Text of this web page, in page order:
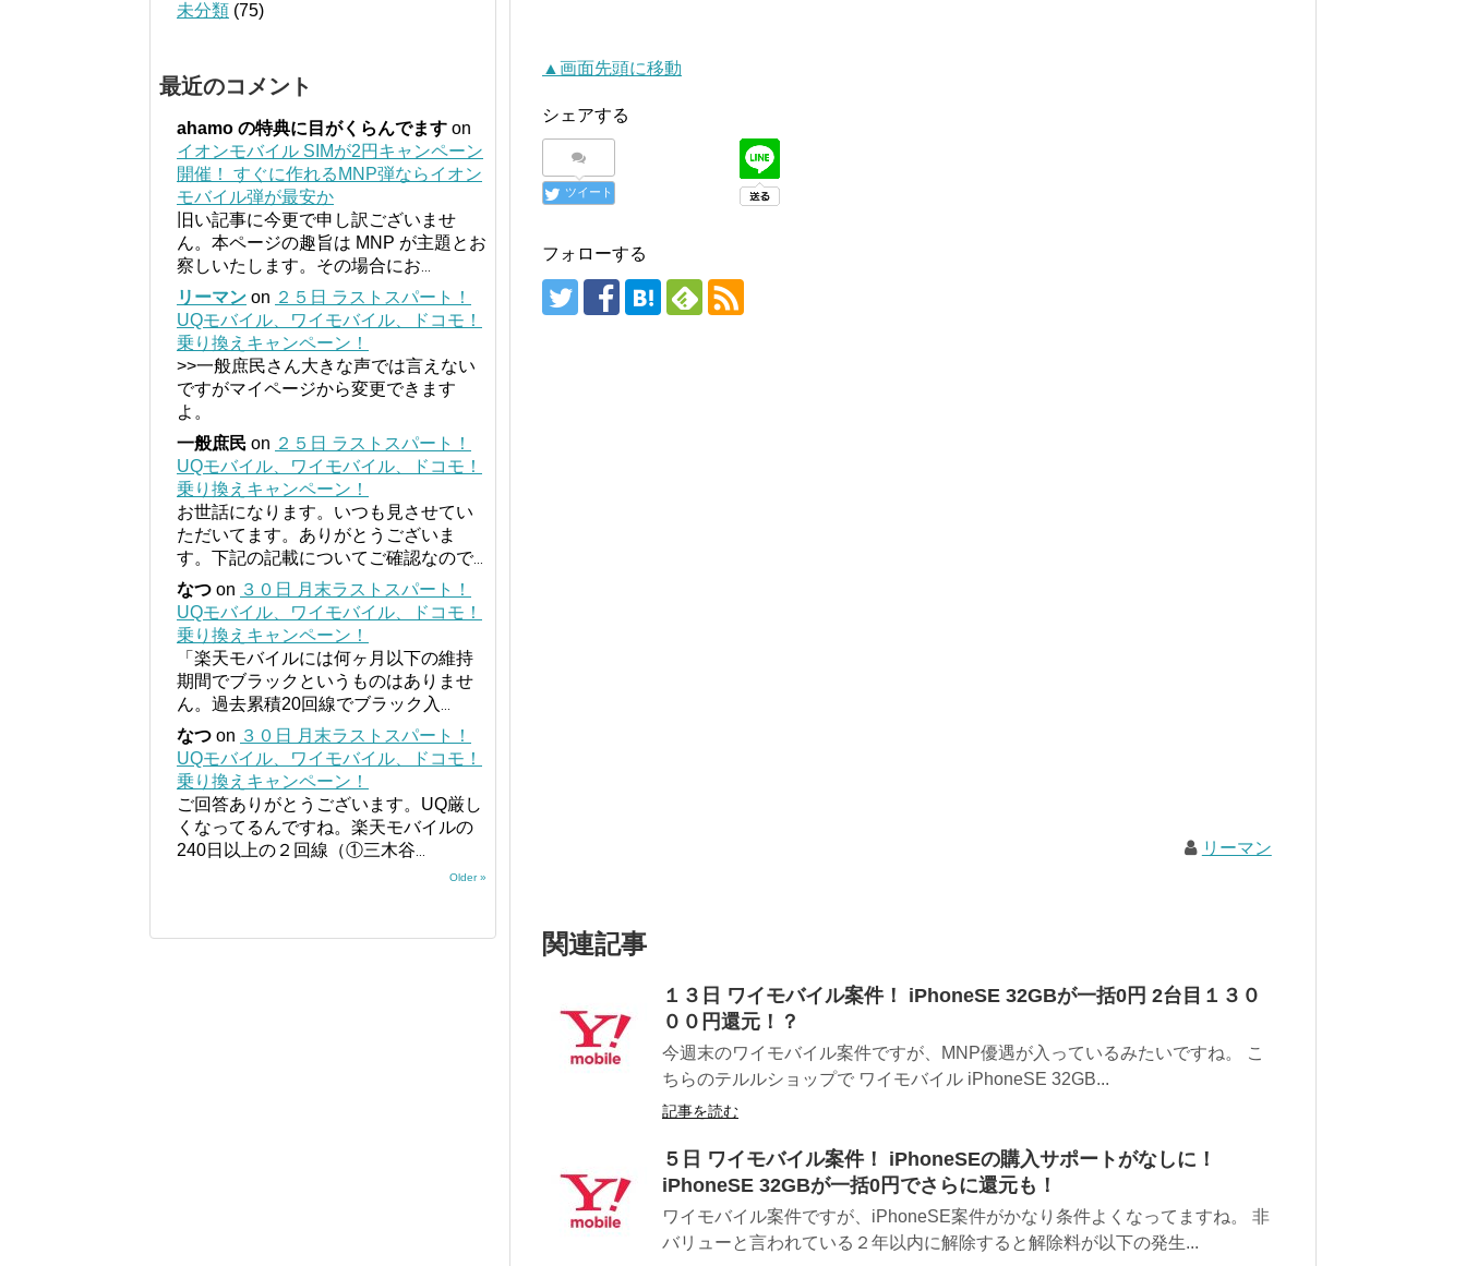
▲画面先頭に移動
シェアする
ツイート
フォローする
リーマン
関連記事
１３日 ワイモバイル案件！ iPhoneSE 32GBが一括0円 2台目１３０
００円還元！？
今週末のワイモバイル案件ですが、MNP優遇が入っているみたいですね。 こ
ちらのテルルショップで ワイモバイル iPhoneSE 32GB...
記事を読む
５日 ワイモバイル案件！ iPhoneSEの購入サポートがなしに！
iPhoneSE 32GBが一括0円でさらに還元も！
ワイモバイル案件ですが、iPhoneSE案件がかなり条件よくなってますね。 非
バリューと言われている２年以内に解除すると解除料が以下の発生...
未分類 (75)
最近のコメント
ahamo の特典に目がくらんでます on
イオンモバイル SIMが2円キャンペーン
開催！ すぐに作れるMNP弾ならイオン
モバイル弾が最安か
旧い記事に今更で申し訳ございませ
ん。本ページの趣旨は MNP が主題とお
察しいたします。その場合にお
リーマン on ２５日 ラストスパート！
UQモバイル、ワイモバイル、ドコモ！
乗り換えキャンペーン！
>>一般庶民さん大きな声では言えない
ですがマイページから変更できます
よ。
一般庶民 on ２５日 ラストスパート！
UQモバイル、ワイモバイル、ドコモ！
乗り換えキャンペーン！
お世話になります。いつも見させてい
ただいてます。ありがとうございま
す。下記の記載についてご確認なので...
なつ on ３０日 月末ラストスパート！
UQモバイル、ワイモバイル、ドコモ！
乗り換えキャンペーン！
「楽天モバイルには何ヶ月以下の維持
期間でブラックというものはありませ
ん。過去累積20回線でブラック入
なつ on ３０日 月末ラストスパート！
UQモバイル、ワイモバイル、ドコモ！
乗り換えキャンペーン！
ご回答ありがとうございます。UQ厳し
くなってるんですね。楽天モバイルの
240日以上の２回線（①三木谷
Older »